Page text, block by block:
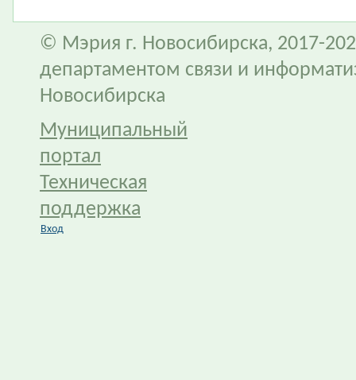
© Мэрия г. Новосибирска, 2017-
департаментом связи и
Новосибирска
Муниципальный
портал
Техническая
поддержка
Вход